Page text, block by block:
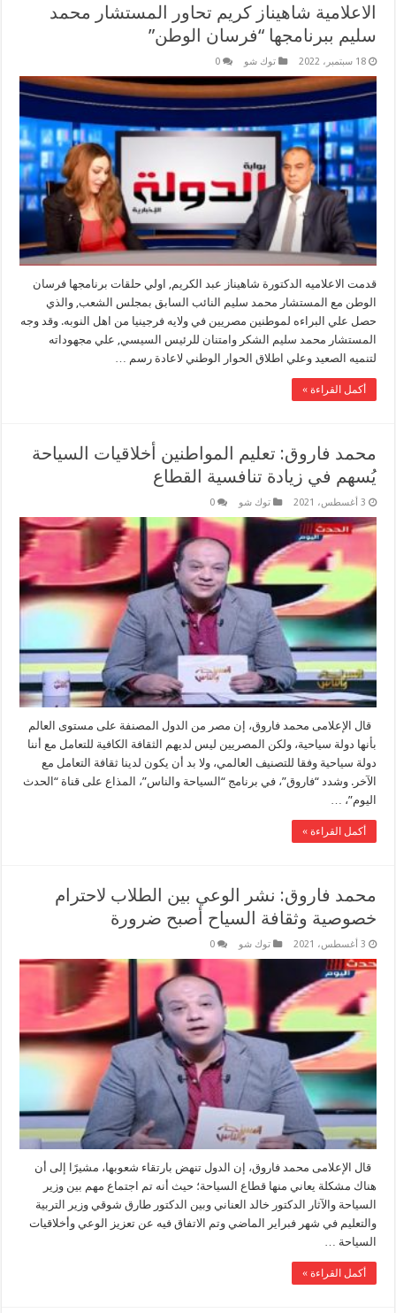
الاعلامية شاهيناز كريم تحاور المستشار محمد
سليم ببرنامجها “فرسان الوطن”
18 سبتمبر، 2022 توك شو 0
قدمت الاعلاميه الدكتورة شاهيناز عبد الكريم, اولي حلقات برنامجها فرسان
الوطن مع المستشار محمد سليم النائب السابق بمجلس الشعب, والذي
حصل علي البراءه لموطنين مصريين في ولايه فرجينيا من اهل النوبه. وقد وجه
المستشار محمد سليم الشكر وامتنان للرئيس السيسي, علي مجهوداته
لتنميه الصعيد وعلي اطلاق الحوار الوطني لاعادة رسم …
أكمل القراءة »
محمد فاروق: تعليم المواطنين أخلاقيات السياحة
يُسهم في زيادة تنافسية القطاع
3 أغسطس، 2021 توك شو 0
قال الإعلامى محمد فاروق، إن مصر من الدول المصنفة على مستوى العالم
بأنها دولة سياحية، ولكن المصريين ليس لديهم الثقافة الكافية للتعامل مع أننا
دولة سياحية وفقا للتصنيف العالمي، ولا بد أن يكون لدينا ثقافة التعامل مع
الآخر. وشدد “فاروق”، في برنامج “السياحة والناس”، المذاع على قناة “الحدث
اليوم”، …
أكمل القراءة »
محمد فاروق: نشر الوعي بين الطلاب لاحترام
خصوصية وثقافة السياح أصبح ضرورة
3 أغسطس، 2021 توك شو 0
قال الإعلامى محمد فاروق، إن الدول تنهض بارتقاء شعوبها، مشيرًا إلى أن
هناك مشكلة يعاني منها قطاع السياحة؛ حيث أنه تم اجتماع مهم بين وزير
السياحة والآثار الدكتور خالد العناني وبين الدكتور طارق شوقي وزير التربية
والتعليم في شهر فبراير الماضي وتم الاتفاق فيه عن تعزيز الوعي وأخلاقيات
السياحة …
أكمل القراءة »